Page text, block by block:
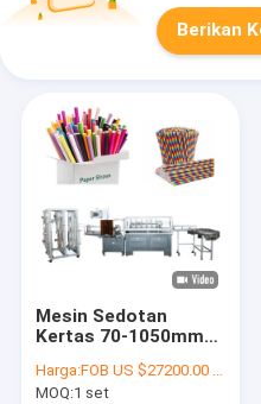
Berikan
Mesin Sedotan
Kertas 70-1050mm
35-50 M / Min
Harga:FOB US $27200.00 - 27300.00 / Set
MOQ:1 set